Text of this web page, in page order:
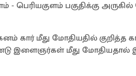
பெரியகுளம் பகுதிக்கு அருகில்
மீது மோதியதில் குறித்த
இளைஞர்கள் மீது மோதியதால்